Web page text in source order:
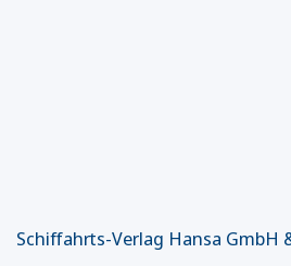
Schiffahrts-Verlag Hansa GmbH